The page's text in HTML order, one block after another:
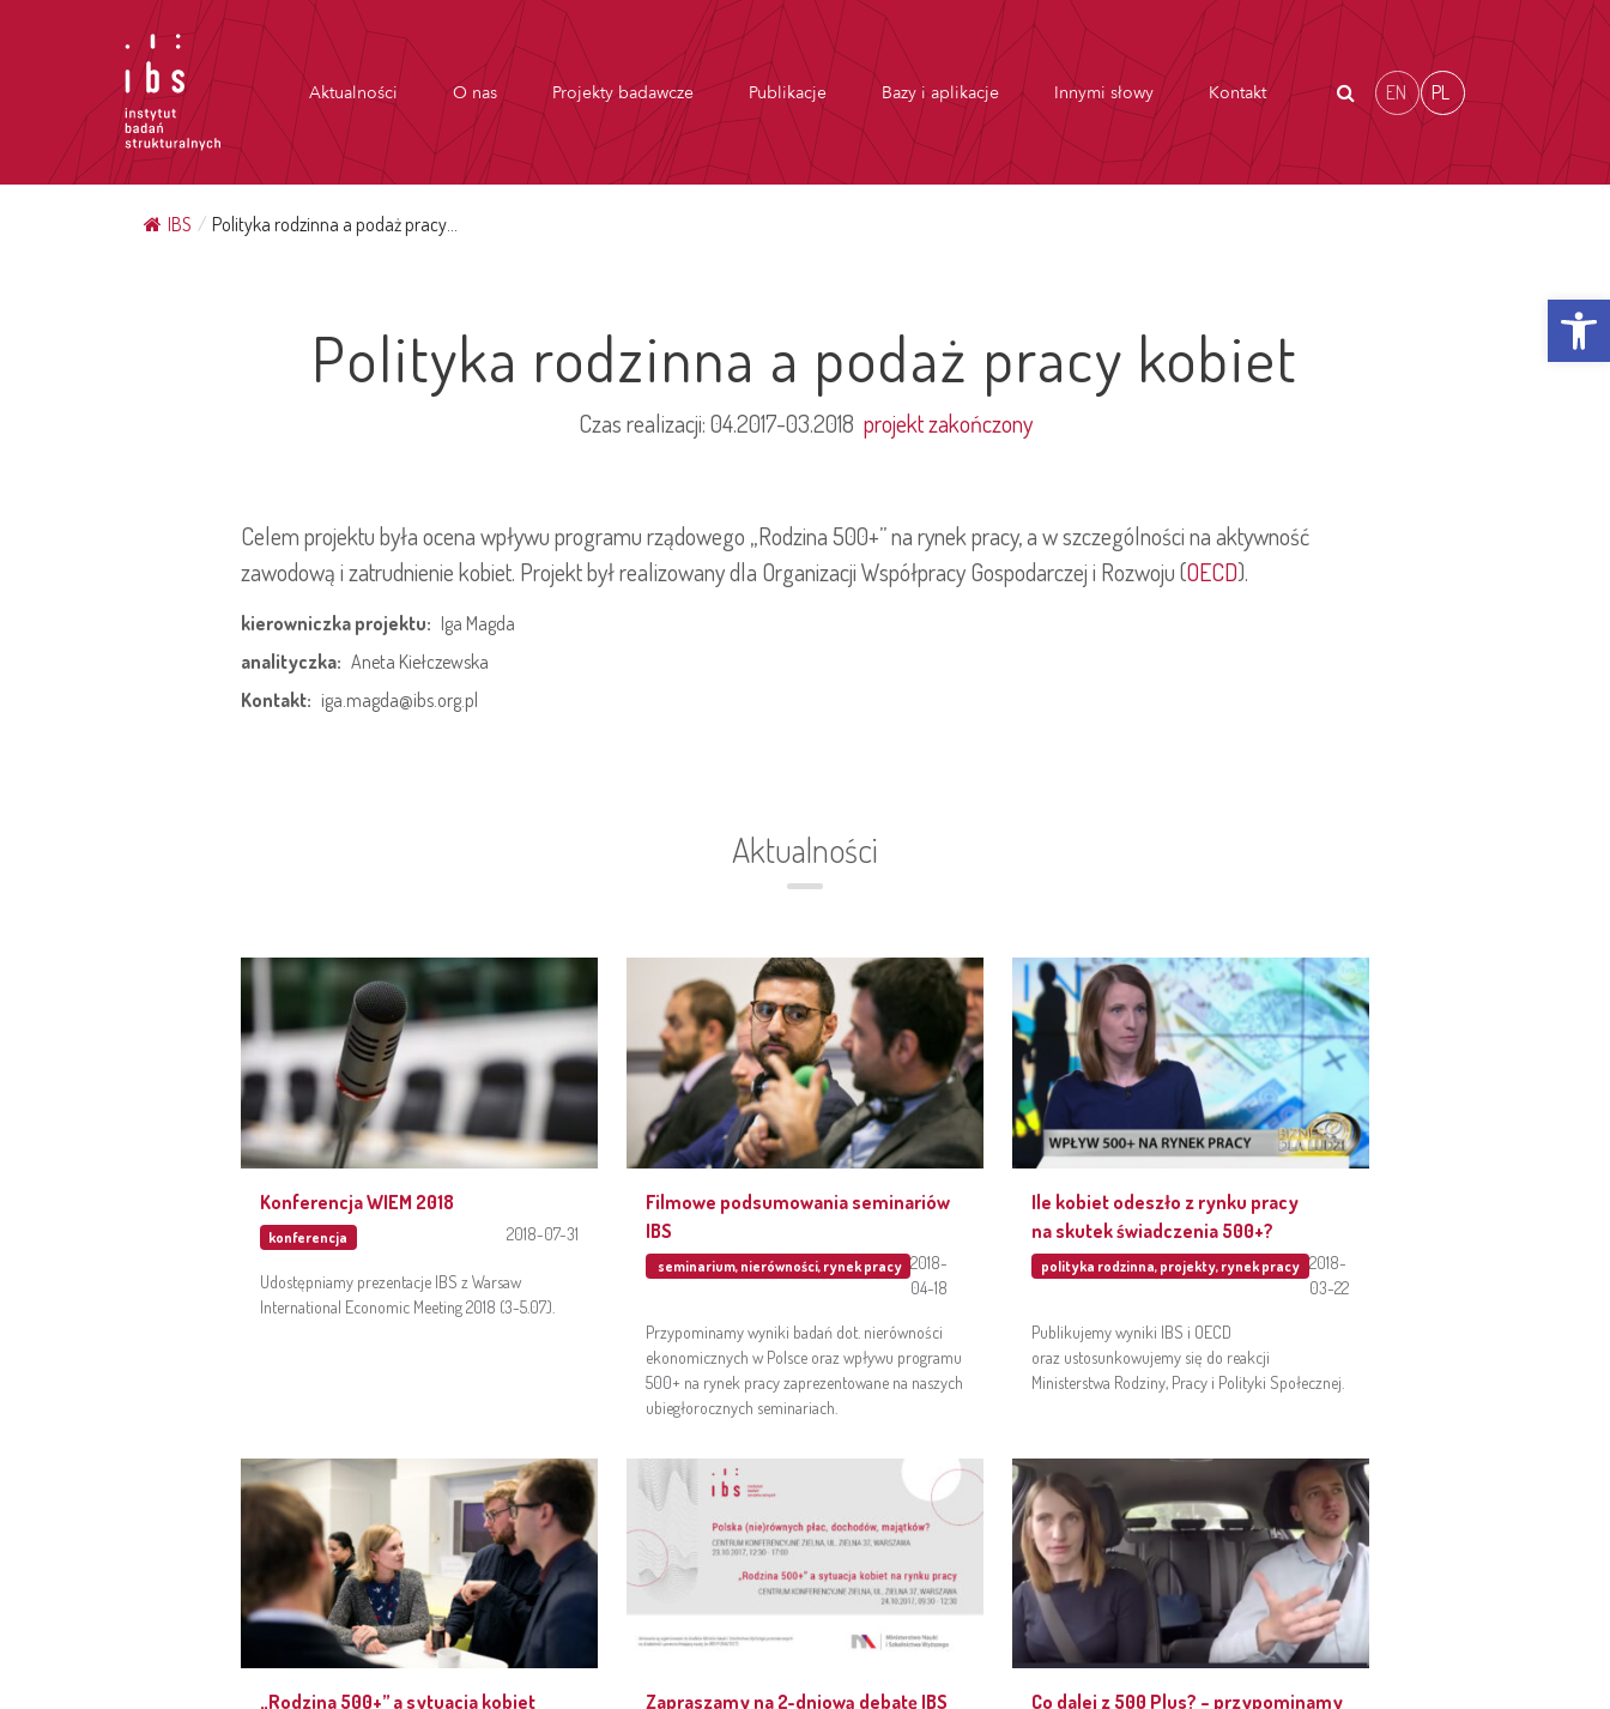
Otwórz
Aktualności O nas Projekty badawcze Publikacje Bazy i aplikacje Innymi słowy Kontakt EN PL
IBS / Polityka rodzinna a podaż pracy...
Polityka rodzinna a podaż pracy kobiet
Czas realizacji:04.2017-03.2018 projekt zakończony
Celem projektu była ocena wpływu programu rządowego „Rodzina 500+” na rynek pracy, a w szczególności na aktywność
zawodową i zatrudnienie kobiet. Projekt był realizowany dla Organizacji Współpracy Gospodarczej i Rozwoju (OECD).
kierowniczka projektu: Iga Magda
analityczka: Aneta Kiełczewska
Kontakt: iga.magda@ibs.org.pl
Aktualności
Konferencja WIEM 2018
konferencja 2018-07-31
Udostępniamy prezentacje IBS z Warsaw
International Economic Meeting 2018 (3-5.07.).
Filmowe podsumowania seminariów
IBS
seminarium, nierówności, rynek pracy 2018-
04-18
Przypominamy wyniki badań dot. nierówności
ekonomicznych w Polsce oraz wpływu programu
500+ na rynek pracy zaprezentowane na naszych
ubiegłorocznych seminariach.
Ile kobiet odeszło z rynku pracy
na skutek świadczenia 500+?
polityka rodzinna, projekty, rynek pracy 2018-
03-22
Publikujemy wyniki IBS i OECD
oraz ustosunkowujemy się do reakcji
Ministerstwa Rodziny, Pracy i Polityki Społecznej.
„Rodzina 500+” a sytuacja kobiet
Zapraszamy na 2-dniową debatę IBS
Co dalej z 500 Plus? – przypominamy